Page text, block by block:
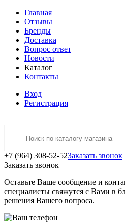
Главная
Отзывы
Бренды
Доставка
Вопрос ответ
Новости
Каталог
Контакты
Вход
Регистрация
+7 (964) 308-52-52Заказать звонок
Заказать звонок
Оставьте Ваше сообщение и
специалисты свяжутся с Вами в
решения Вашего вопроса.